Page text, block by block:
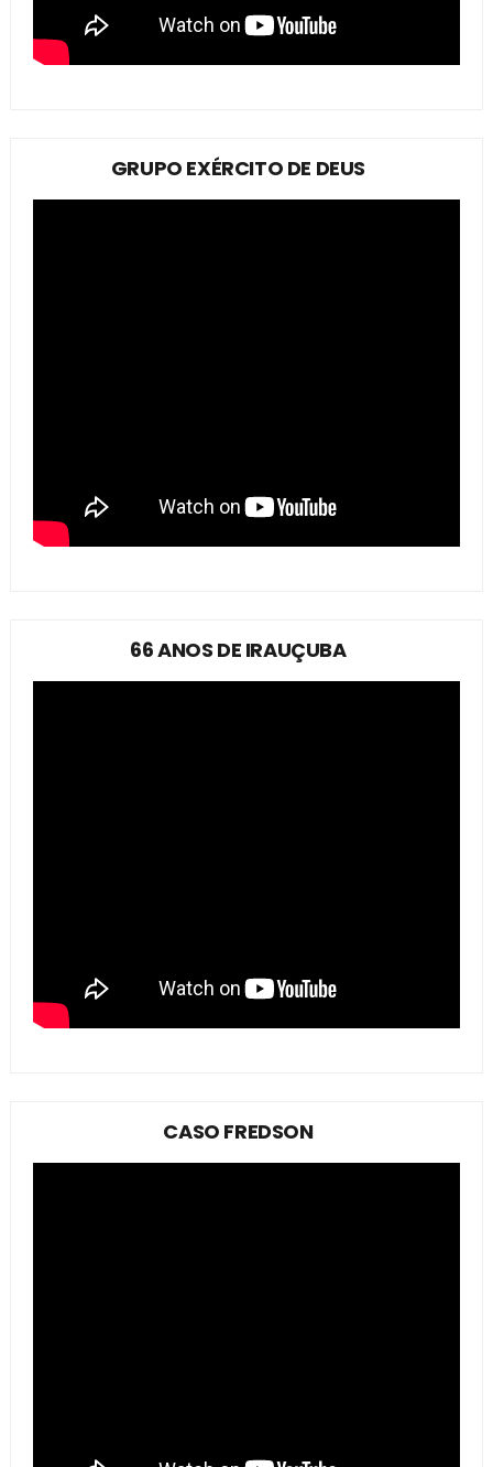
GRUPO EXÉRCITO DE DEUS
66 ANOS DE IRAUÇUBA
CASO FREDSON